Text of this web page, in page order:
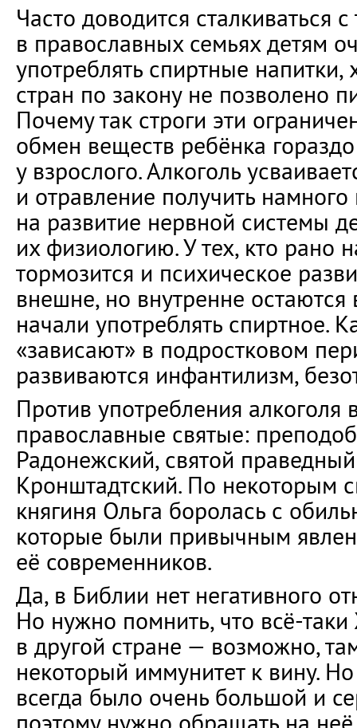
Часто доводится сталкиваться с
в православных семьях детям
употреблять спиртные напитки,
стран по закону не позволено
Почему так строги эти
обмен веществ ребёнка
у взрослого. Алкоголь
и отравление получить
на развитие нервной системы
их физиологию. У тех, кто рано
тормозится и психическое
внешне, но внутренне остаются
начали употреблять спиртное.
«зависают» в подростковом
развиваются инфантилизм,
Против употребления алкоголя
православные святые:
Радонежский, святой
Кронштадтский. По некоторым
княгиня Ольга боролась с
которые были привычным
её современников.
Да, в Библии нет негативного
Но нужно помнить, что всё-
в другой стране — возможно,
некоторый иммунитет к вину.
всегда было очень большой и